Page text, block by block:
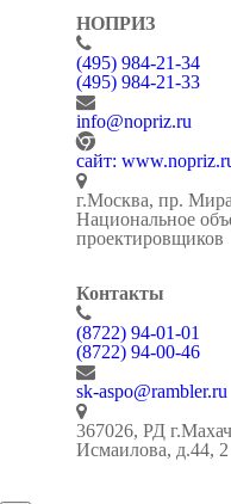
НОПРИЗ
(495) 984-21-34
(495) 984-21-33
info@nopriz.ru
сайт:
г.Москва, пр.
Национальное
проектировщиков
Контакты
(8722) 94-01-01
(8722) 94-00-46
sk-aspo@rambler.ru
367026, РД
Исмаилова, д.44, 2